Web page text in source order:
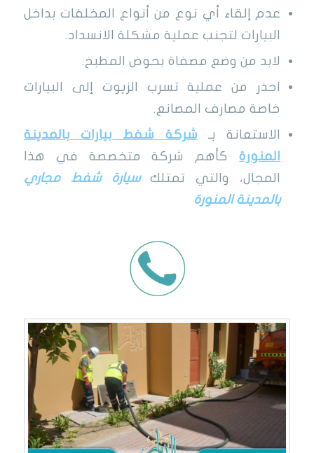
عدم إلقاء أي نوع من أنواع المخلفات بداخل
البيارات لتجنب عملية مشكلة الانسداد.
لابد من وضع مصفاة بحوض المطبخ.
احذر من عملية تسرب الزيوت إلى البيارات
خاصة مصارف المصانع.
الاستعانة بـ شركة شفط بيارات بالمدينة
المنورةكأهم شركة متخصصة في هذا
المجال، والتي تمتلكسيارة شفط مجاري
بالمدينة المنورة